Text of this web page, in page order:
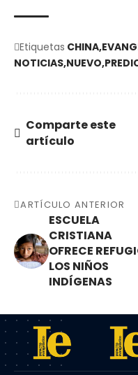
Etiquetas CHINA
NOTICIAS NUEVO
Comparte este
artículo
ARTÍCULO ANTERIOR
ESCUELA
CRISTIANA
OFRECE
LOS NIÑOS
INDÍGENAS